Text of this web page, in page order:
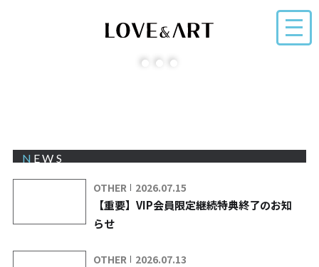
NEWS
OTHER 2026.07.15
【重要】VIP会員限定継続特典終了のお知
らせ
OTHER 2026.07.13